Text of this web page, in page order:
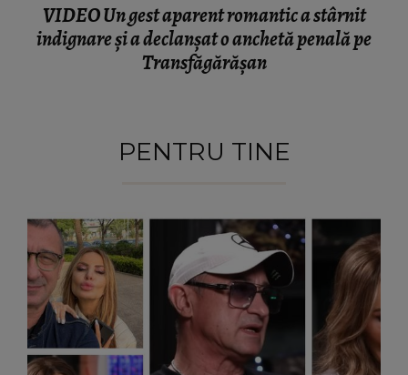
VIDEO Un gest aparent romantic a stârnit
indignare și a declanșat o anchetă penală pe
Transfăgărășan
PENTRU TINE